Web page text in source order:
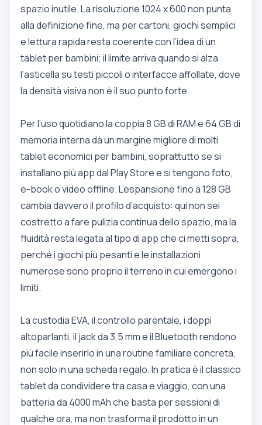
spazio inutile. La risoluzione 1024 x 600 non punta
alla definizione fine, ma per cartoni, giochi semplici
e lettura rapida resta coerente con l’idea di un
tablet per bambini; il limite arriva quando si alza
l’asticella su testi piccoli o interfacce affollate, dove
la densità visiva non è il suo punto forte.
Per l’uso quotidiano la coppia 8 GB di RAM e 64 GB di
memoria interna dà un margine migliore di molti
tablet economici per bambini, soprattutto se si
installano più app dal Play Store e si tengono foto,
e-book o video offline. L’espansione fino a 128 GB
cambia davvero il profilo d’acquisto: qui non sei
costretto a fare pulizia continua dello spazio, ma la
fluidità resta legata al tipo di app che ci metti sopra,
perché i giochi più pesanti e le installazioni
numerose sono proprio il terreno in cui emergono i
limiti.
La custodia EVA, il controllo parentale, i doppi
altoparlanti, il jack da 3,5 mm e il Bluetooth rendono
più facile inserirlo in una routine familiare concreta,
non solo in una scheda regalo. In pratica è il classico
tablet da condividere tra casa e viaggio, con una
batteria da 4000 mAh che basta per sessioni di
qualche ora, ma non trasforma il prodotto in un